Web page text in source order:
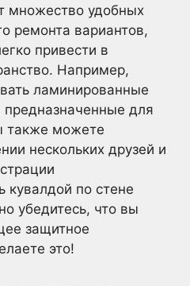
множество удобных
ремонта вариантов,
привести в
Например,
ламинированные
для
также можете
нескольких друзей и
кувалдой по стене
убедитесь, что вы
защитное
это!